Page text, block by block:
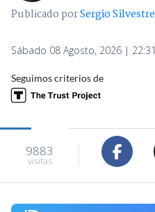
Publicado porSergio Silvestre
Sábado 08 Agosto, 2026 | 22:31
Seguimos criterios de
9883
visitas